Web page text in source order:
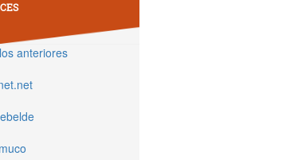
anteriores